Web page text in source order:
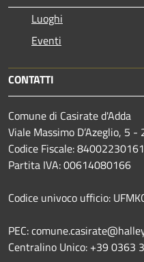
Luoghi
Eventi
CONTATTI
Comune di Casirate d'Adda
Viale Massimo D’Azeglio, 5
Codice Fiscale: 84002230161
Partita IVA: 00614080166
Codice univoco ufficio:
PEC:
Centralino Unico: +39 0363